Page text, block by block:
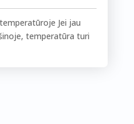
Jei jau
temperatūra turi